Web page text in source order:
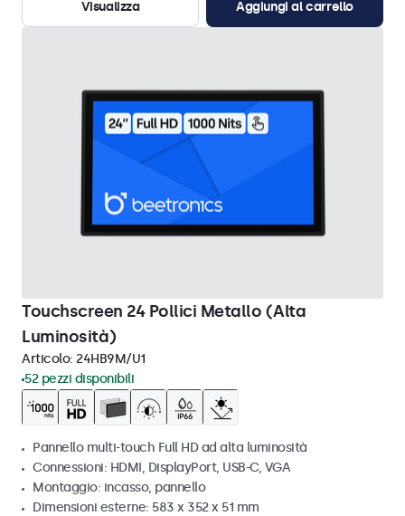
Visualizza Aggiungi al carrello
Touchscreen 24 Pollici Metallo (Alta
Luminosità)
Articolo: 24HB9M/U1
52 pezzi disponibili
Pannello multi-touch Full HD ad alta luminosità
Connessioni: HDMI, DisplayPort, USB-C, VGA
Montaggio: incasso, pannello
Dimensioni esterne: 583 x 352 x 51 mm